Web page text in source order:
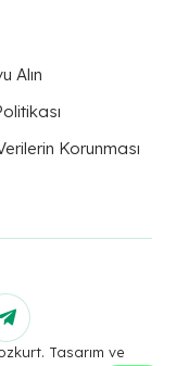
Alın
Korunması
Tasarım ve